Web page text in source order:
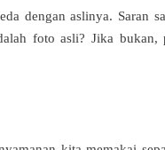
dengan aslinya. Saran
foto asli? Jika bukan,